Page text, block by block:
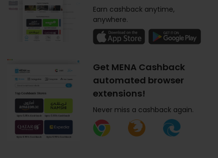
Earn cashback anytime,
anywhere.
Get MENA Cashback
automated browser
extensions!
Never miss a cashback again.